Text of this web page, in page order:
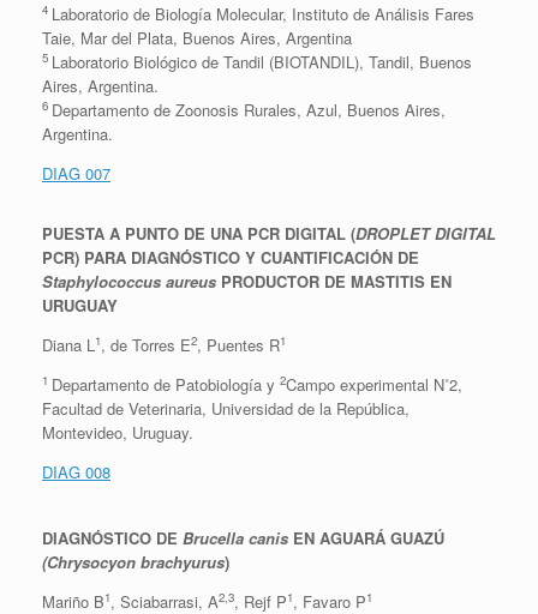
4 Laboratorio de Biología Molecular, Instituto de Análisis Fares
Taie, Mar del Plata, Buenos Aires, Argentina
5 Laboratorio Biológico de Tandil (BIOTANDIL), Tandil, Buenos
Aires, Argentina.
6 Departamento de Zoonosis Rurales, Azul, Buenos Aires,
Argentina.
DIAG 007
PUESTA A PUNTO DE UNA PCR DIGITAL (DROPLET DIGITAL
PCR) PARA DIAGNÓSTICO Y CUANTIFICACIÓN DE
Staphylococcus aureus PRODUCTOR DE MASTITIS EN
URUGUAY
Diana L 1, de Torres E2, Puentes R1
1 Departamento de Patobiología y 2Campo experimental N˚2,
Facultad de Veterinaria, Universidad de la República,
Montevideo, Uruguay.
DIAG 008
DIAGNÓSTICO DE Brucella canis EN AGUARÁ GUAZÚ
(Chrysocyon brachyurus)
Mariño B1, Sciabarrasi, A2,3, Rejf P1, Favaro P1